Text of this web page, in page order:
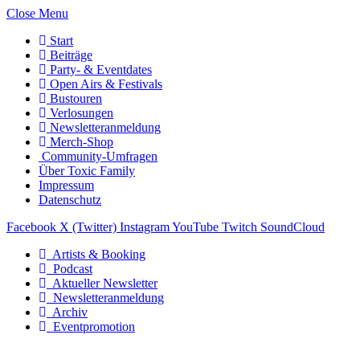
Close Menu
Start
Beiträge
Party- & Eventdates
Open Airs & Festivals
Bustouren
Verlosungen
Newsletteranmeldung
Merch-Shop
Community-Umfragen
Über Toxic Family
Impressum
Datenschutz
Facebook X (Twitter) InstagramYouTube Twitch SoundCloud
Artists & Booking
Podcast
Aktueller Newsletter
Newsletteranmeldung
Archiv
Eventpromotion